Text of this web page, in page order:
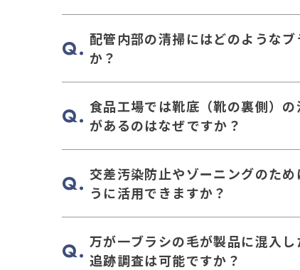
配管内部の清掃にはどのような
か？
食品工場では靴底（靴の裏側）
があるのはなぜですか？
交差汚染防止やゾーニングのた
うに活用できますか？
万が一ブラシの毛が製品に混入
追跡調査は可能ですか？